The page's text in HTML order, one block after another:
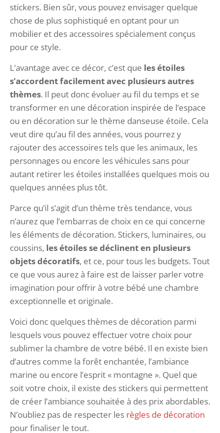
stickers. Bien sûr, vous pouvez envisager quelque
chose de plus sophistiqué en optant pour un
mobilier et des accessoires spécialement conçus
pour ce style.
L’avantage avec ce décor, c’est que les étoiles
s’accordent facilement avec plusieurs autres
thèmes. Il peut donc évoluer au fil du temps et se
transformer en une décoration inspirée de l’espace
ou en décoration sur le thème danseuse étoile. Cela
veut dire qu’au fil des années, vous pourrez y
rajouter des accessoires tels que les animaux, les
personnages ou encore les véhicules sans pour
autant retirer les étoiles installées quelques mois ou
quelques années plus tôt.
Parce qu’il s’agit d’un thème très tendance, vous
n’aurez que l’embarras de choix en ce qui concerne
les éléments de décoration. Stickers, luminaires, ou
coussins, les étoiles se déclinent en plusieurs
objets décoratifs, et ce, pour tous les budgets. Tout
ce que vous aurez à faire est de laisser parler votre
imagination pour offrir à votre bébé une chambre
exceptionnelle et originale.
Voici donc quelques thèmes de décoration parmi
lesquels vous pouvez effectuer votre choix pour
sublimer la chambre de votre bébé. Il en existe bien
d’autres comme la forêt enchantée, l’ambiance
marine ou encore l’esprit « montagne ». Quel que
soit votre choix, il existe des stickers qui permettent
de créer l’ambiance souhaitée à des prix abordables.
N’oubliez pas de respecter les règles de décoration
pour finaliser le tout.